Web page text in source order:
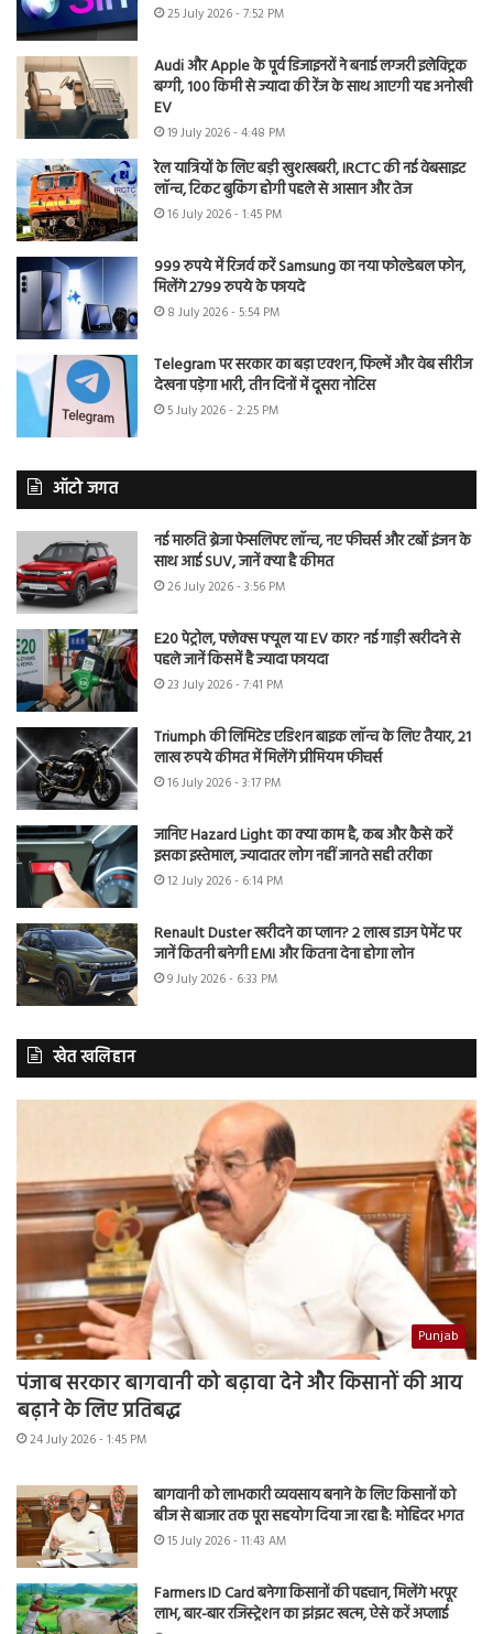
25 July 2026 - 7:52 PM
Audi और Apple के पूर्व डिजाइनरों ने बनाई लग्जरी इलेक्ट्रिक
बग्गी, 100 किमी से ज्यादा की रेंज के साथ आएगी यह अनोखी
EV
19 July 2026 - 4:48 PM
रेल यात्रियों के लिए बड़ी खुशखबरी, IRCTC की नई वेबसाइट
लॉन्च, टिकट बुकिंग होगी पहले से आसान और तेज
16 July 2026 - 1:45 PM
999 रुपये में रिजर्व करें Samsung का नया फोल्डेबल फोन,
मिलेंगे 2799 रुपये के फायदे
8 July 2026 - 5:54 PM
Telegram पर सरकार का बड़ा एक्शन, फिल्में और वेब सीरीज
देखना पड़ेगा भारी, तीन दिनों में दूसरा नोटिस
5 July 2026 - 2:25 PM
ऑटो जगत
नई मारुति ब्रेजा फेसलिफ्ट लॉन्च, नए फीचर्स और टर्बो इंजन के
साथ आई SUV, जानें क्या है कीमत
26 July 2026 - 3:56 PM
E20 पेट्रोल, फ्लेक्स फ्यूल या EV कार? नई गाड़ी खरीदने से
पहले जानें किसमें है ज्यादा फायदा
23 July 2026 - 7:41 PM
Triumph की लिमिटेड एडिशन बाइक लॉन्च के लिए तैयार, 21
लाख रुपये कीमत में मिलेंगे प्रीमियम फीचर्स
16 July 2026 - 3:17 PM
जानिए Hazard Light का क्या काम है, कब और कैसे करें
इसका इस्तेमाल, ज्यादातर लोग नहीं जानते सही तरीका
12 July 2026 - 6:14 PM
Renault Duster खरीदने का प्लान? 2 लाख डाउन पेमेंट पर
जानें कितनी बनेगी EMI और कितना देना होगा लोन
9 July 2026 - 6:33 PM
खेत खलिहान
Punjab
पंजाब सरकार बागवानी को बढ़ावा देने और किसानों की आय
बढ़ाने के लिए प्रतिबद्ध
24 July 2026 - 1:45 PM
बागवानी को लाभकारी व्यवसाय बनाने के लिए किसानों को
बीज से बाजार तक पूरा सहयोग दिया जा रहा है: मोहिंदर भगत
15 July 2026 - 11:43 AM
Farmers ID Card बनेगा किसानों की पहचान, मिलेंगे भरपूर
लाभ, बार-बार रजिस्ट्रेशन का झंझट खत्म, ऐसे करें अप्लाई